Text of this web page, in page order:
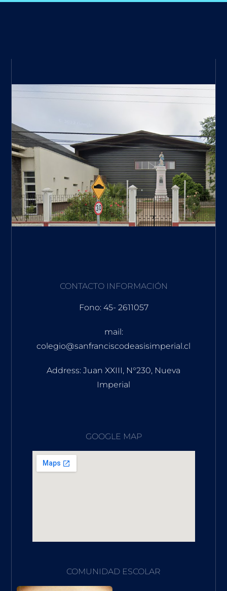
CONTACTO INFORMACIÓN
Fono: 45- 2611057
mail:
colegio@sanfranciscodeasisimperial.cl
Address: Juan XXIII, N°230, Nueva
Imperial
GOOGLE MAP
COMUNIDAD ESCOLAR